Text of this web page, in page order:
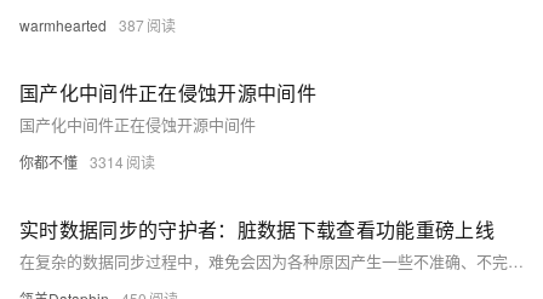
warmhearted 387
国产化中间件正在侵蚀开源中间件
国产化中间件正在侵蚀开源中间件
你都不懂 3314
实时数据同步的守护者：脏数据下载查看功能重磅上线
在复杂的数据同步过程中，难免会因为各种原因产生一些不准确、不完整或格式错误的脏数据。如果不能及时识别和处理这些脏数据，将可能影响数据的一致性和后续的业务分析。